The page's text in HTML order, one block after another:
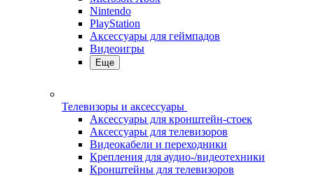
Nintendo
PlayStation
Аксессуары для геймпадов
Видеоигры
Еще
Телевизоры и аксессуары
Аксессуары для кронштейн-стоек
Аксессуары для телевизоров
Видеокабели и переходники
Крепления для аудио-/видеотехники
Кронштейны для телевизоров